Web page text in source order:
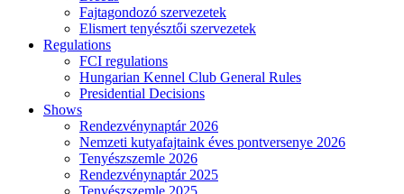
Fajtagondozó szervezetek
Elismert tenyésztői szervezetek
Regulations
FCI regulations
Hungarian Kennel Club General Rules
Presidential Decisions
Shows
Rendezvénynaptár 2026
Nemzeti kutyafajtaink éves pontversenye 2026
Tenyészszemle 2026
Rendezvénynaptár 2025
Tenyészszemle 2025